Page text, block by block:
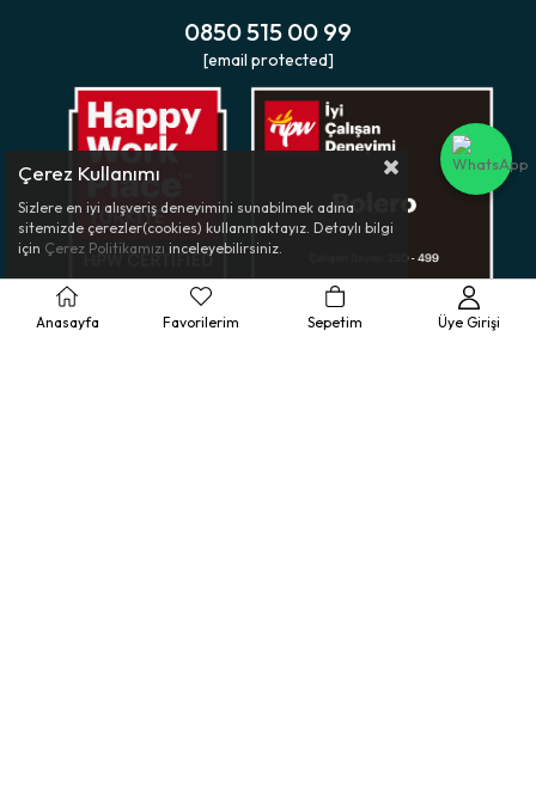
0850 515 00 99
[email protected]
Çerez Kullanımı
Sizlere en iyi alışveriş deneyimini sunabilmek adına
sitemizde çerezler(cookies) kullanmaktayız. Detaylı bilgi
için Çerez Politikamızı inceleyebilirsiniz.
Anasayfa Favorilerim Sepetim Üye Girişi